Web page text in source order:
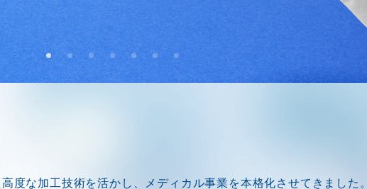
度な加工技術を活かし、メディカル事業を本格化させてきました。